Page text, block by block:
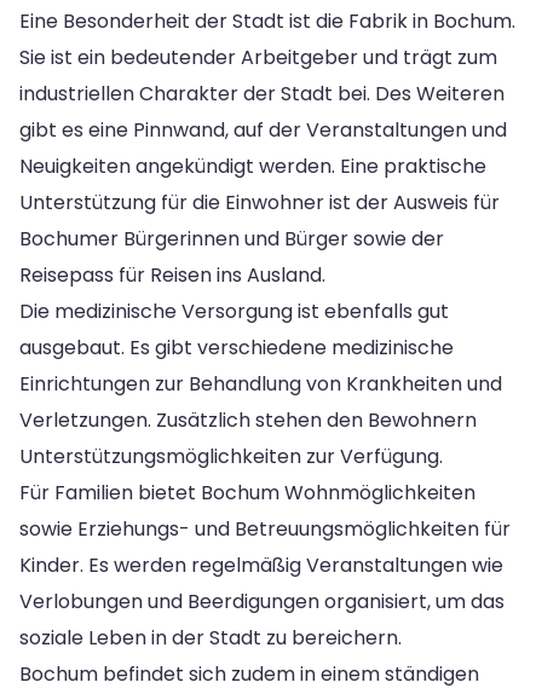
Eine Besonderheit der Stadt ist die Fabrik in Bochum.
Sie ist ein bedeutender Arbeitgeber und trägt zum
industriellen Charakter der Stadt bei. Des Weiteren
gibt es eine Pinnwand, auf der Veranstaltungen und
Neuigkeiten angekündigt werden. Eine praktische
Unterstützung für die Einwohner ist der Ausweis für
Bochumer Bürgerinnen und Bürger sowie der
Reisepass für Reisen ins Ausland.
Die medizinische Versorgung ist ebenfalls gut
ausgebaut. Es gibt verschiedene medizinische
Einrichtungen zur Behandlung von Krankheiten und
Verletzungen. Zusätzlich stehen den Bewohnern
Unterstützungsmöglichkeiten zur Verfügung.
Für Familien bietet Bochum Wohnmöglichkeiten
sowie Erziehungs- und Betreuungsmöglichkeiten für
Kinder. Es werden regelmäßig Veranstaltungen wie
Verlobungen und Beerdigungen organisiert, um das
soziale Leben in der Stadt zu bereichern.
Bochum befindet sich zudem in einem ständigen